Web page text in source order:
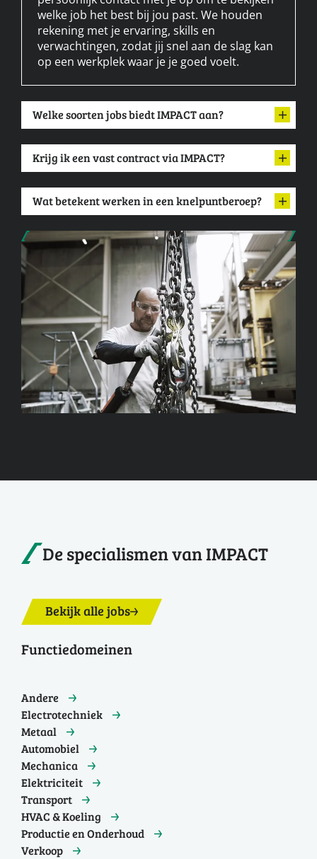
welke job het best bij jou past. We houden
rekening met je ervaring, skills en
verwachtingen, zodat jij snel aan de slag kan
op een werkplek waar je je goed voelt.
Welke soorten jobs biedt IMPACT aan?
Krijg ik een vast contract via IMPACT?
Wat betekent werken in een knelpuntberoep?
De specialismen van IMPACT
Bekijk alle jobs
Functiedomeinen
Andere
Electrotechniek
Metaal
Automobiel
Mechanica
Elektriciteit
Transport
HVAC & Koeling
Productie en Onderhoud
Verkoop